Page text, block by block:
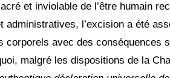
et inviolable de l’être humain
administratives, l’excision a été
corporels avec des conséquences
malgré les dispositions de la